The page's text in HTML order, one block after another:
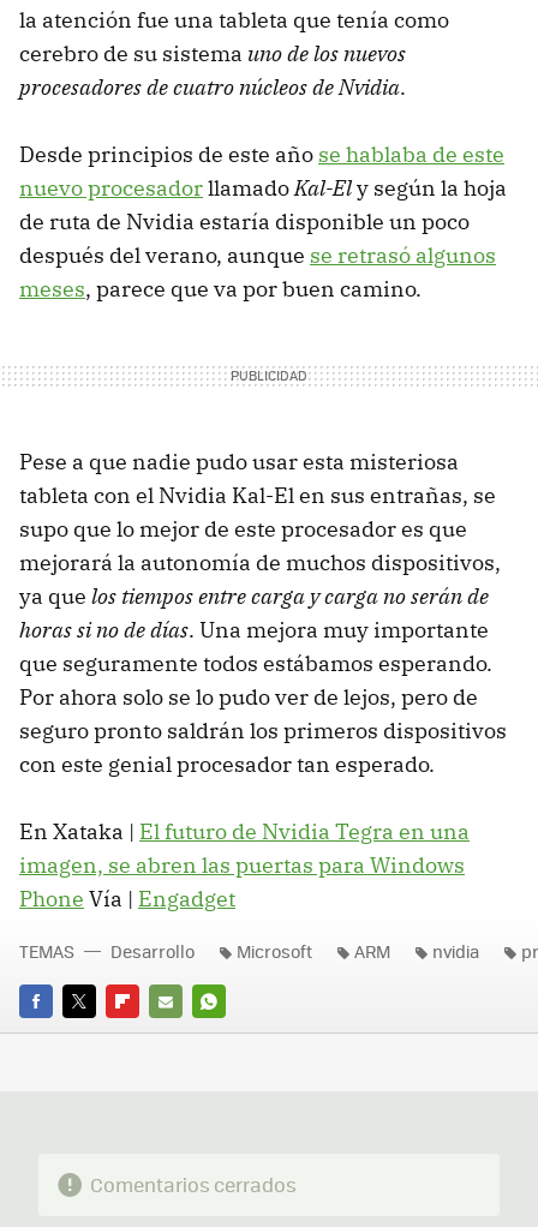
la atención fue una tableta que tenía como
cerebro de su sistema uno de los nuevos
procesadores de cuatro núcleos de Nvidia.
Desde principios de este año se hablaba de este
nuevo procesadorllamadoKal-Ely según la hoja
de ruta de Nvidia estaría disponible un poco
después del verano, aunque se retrasó algunos
meses, parece que va por buen camino.
Pese a que nadie pudo usar esta misteriosa
tableta con el Nvidia Kal-El en sus entrañas, se
supo que lo mejor de este procesador es que
mejorará la autonomía de muchos dispositivos,
ya que los tiempos entre carga y carga no serán de
horas si no de días. Una mejora muy importante
que seguramente todos estábamos esperando.
Por ahora solo se lo pudo ver de lejos, pero de
seguro pronto saldrán los primeros dispositivos
con este genial procesador tan esperado.
En Xataka | El futuro de Nvidia Tegra en una
imagen, se abren las puertas para Windows
Phone Vía | Engadget
FACEBOOK
TWITTERFLIPBOARD
E-
WHATSAPP
TEMAS Desarrollo Microsoft ARM nvidia
Comentarios cerrados